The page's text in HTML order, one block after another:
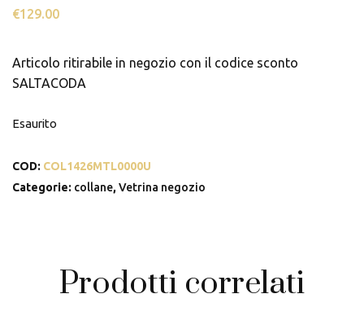
€129.00
Articolo ritirabile in negozio con il codice sconto
SALTACODA
Esaurito
COD: COL1426MTL0000U
Categorie: collane,Vetrina negozio
Prodotti correlati